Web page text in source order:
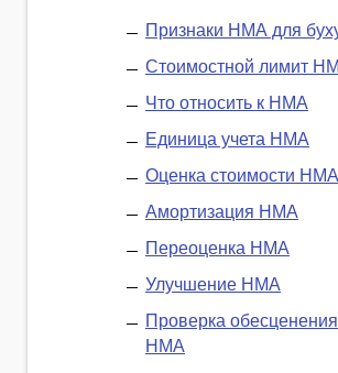
Признаки НМА для
Стоимостной лимит
Что относить к НМА
Единица учета НМА
Оценка стоимости НМА
Амортизация НМА
Переоценка НМА
Улучшение НМА
Проверка обесценения
НМА